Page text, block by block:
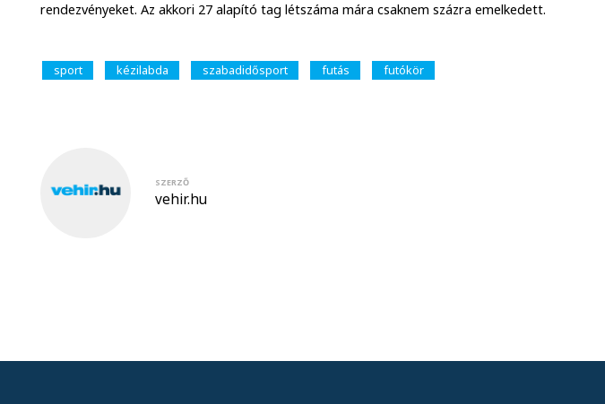
rendezvényeket. Az akkori 27 alapító tag létszáma mára csaknem százra emelkedett.
sport kézilabda szabadidősport futás futókör
SZERZŐ
vehir.hu